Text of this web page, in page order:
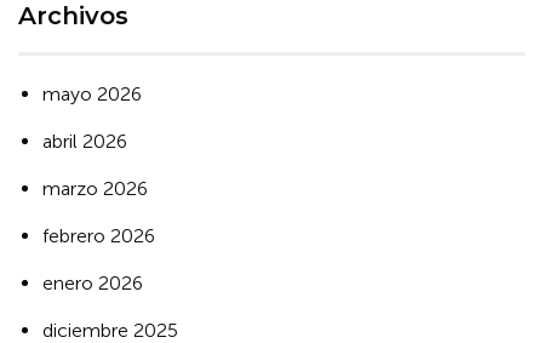
Archivos
mayo 2026
abril 2026
marzo 2026
febrero 2026
enero 2026
diciembre 2025